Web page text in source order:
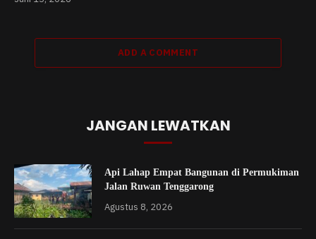
ADD A COMMENT
JANGAN LEWATKAN
Api Lahap Empat Bangunan di Permukiman
Jalan Ruwan Tenggarong
Agustus 8, 2026